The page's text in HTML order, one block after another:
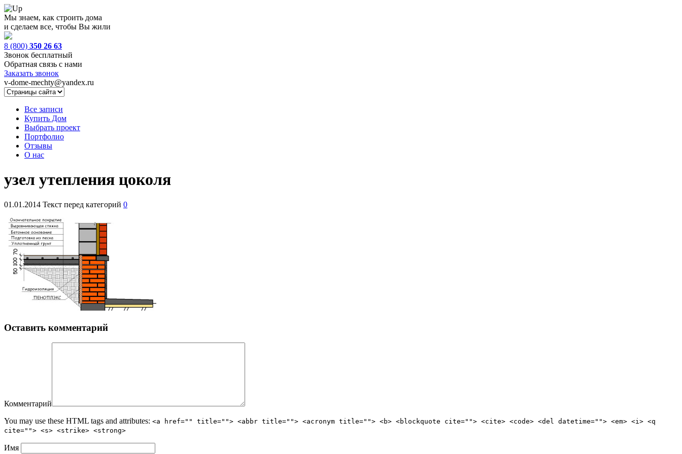
Мы знаем, как строить дома
и сделаем все, чтобы Вы жили
8 (800) 350 26 63
Звонок бесплатный
Обратная связь с нами
Заказать звонок
v-dome-mechty@yandex.ru
Все записи
Купить Дом
Выбрать проект
Портфолио
Отзывы
О нас
узел утепления цоколя
01.01.2014 Текст перед категорий 0
Оставить комментарий
Комментарий
You may use these HTML tags and attributes: <a href="" title=""> <abbr title=""> <acronym title=""> <b> <blockquote cite=""> <cite> <code> <del datetime=""> <em> <i> <q
cite=""> <s> <strike> <strong>
Имя